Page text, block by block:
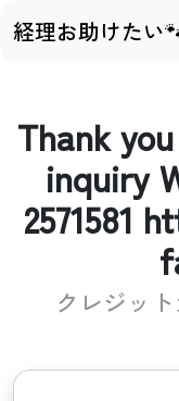
経理お助けたい
Thank
inquiry
2571581
クレジッ